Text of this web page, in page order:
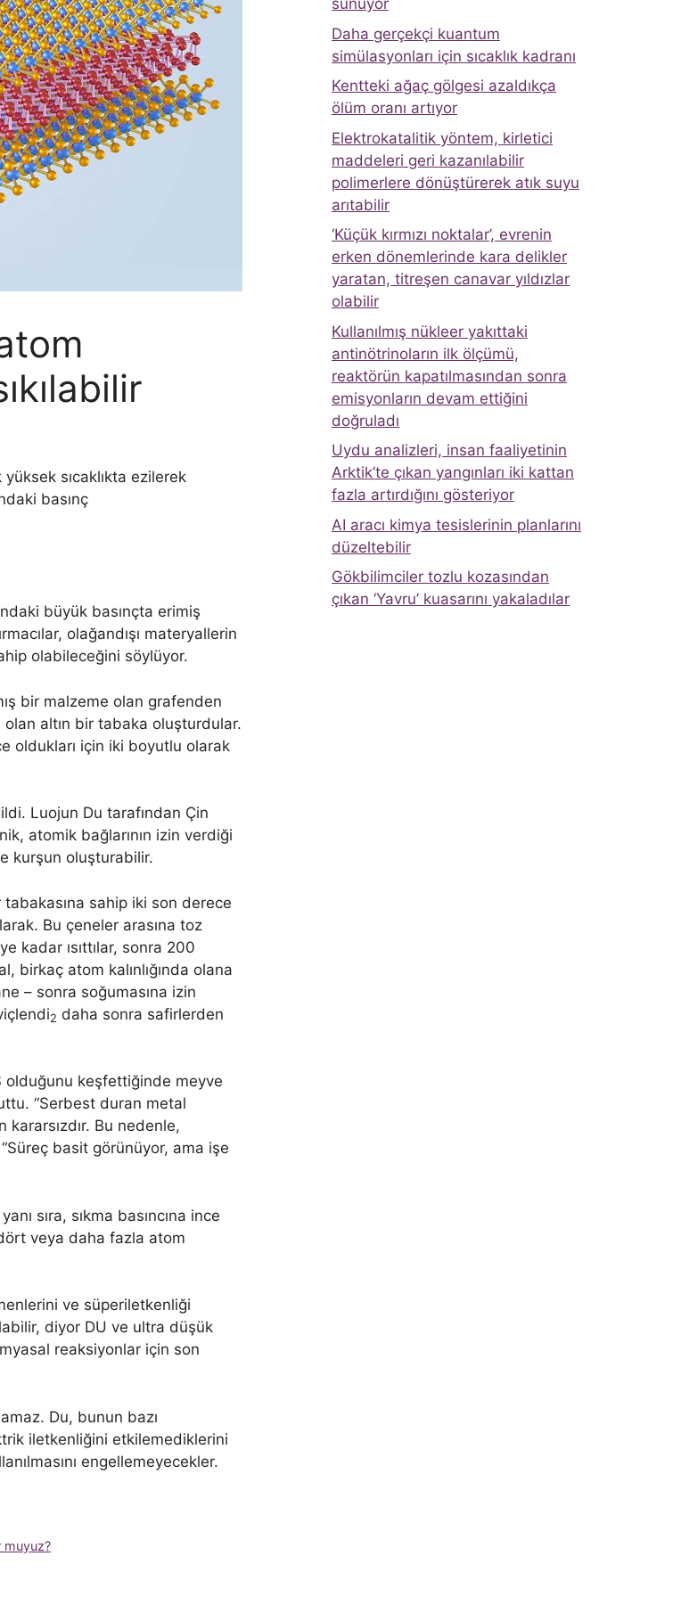
sıcaklıkta ezilerek
basınç
büyük basınçta erimiş
olağandışı materyallerin
olabileceğini söylüyor.
bir malzeme olan grafenden
olan altın bir tabaka oluşturdular.
oldukları için iki boyutlu olarak
Luojun Du tarafından Çin
atomik bağlarının izin verdiği
kurşun oluşturabilir.
sahip iki son derece
Bu çeneler arasına toz
kadar ısıttılar, sonra 200
birkaç atom kalınlığında olana
– sonra soğumasına izin
2 daha sonra safirlerden
olduğunu keşfettiğinde meyve
“Serbest duran metal
kararsızdır. Bu nedenle,
basit görünüyor, ama işe
sıra, sıkma basıncına ince
veya daha fazla atom
ve süperiletkenliği
diyor DU ve ultra düşük
reaksiyonlar için son
Du, bunun bazı
iletkenliğini etkilemediklerini
engellemeyecekler.
muyuz?
sunuyor
Daha gerçekçi kuantum
simülasyonları için sıcaklık kadranı
Kentteki ağaç gölgesi azaldıkça
ölüm oranı artıyor
Elektrokatalitik yöntem, kirletici
maddeleri geri kazanılabilir
polimerlere dönüştürerek atık suyu
arıtabilir
‘Küçük kırmızı noktalar’, evrenin
erken dönemlerinde kara delikler
yaratan, titreşen canavar yıldızlar
olabilir
Kullanılmış nükleer yakıttaki
antinötrinoların ilk ölçümü,
reaktörün kapatılmasından sonra
emisyonların devam ettiğini
doğruladı
Uydu analizleri, insan faaliyetinin
Arktik’te çıkan yangınları iki kattan
fazla artırdığını gösteriyor
AI aracı kimya tesislerinin planlarını
düzeltebilir
Gökbilimciler tozlu kozasından
çıkan ‘Yavru’ kuasarını yakaladılar